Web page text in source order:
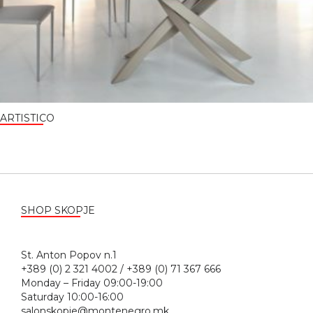
ARTISTICO
SHOP SKOPJE
St. Anton Popov n.1
+389 (0) 2 321 4002 / +389 (0) 71 367 666
Monday – Friday 09:00-19:00
Saturday 10:00-16:00